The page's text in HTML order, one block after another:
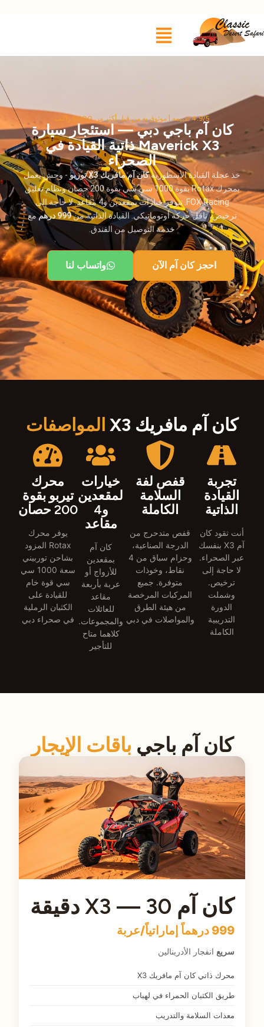
4.9/5 تقييمه | موثوق به من قبل أكثر من 5000 راكب
كان آم باجي دبي — استئجار سيارة
Maverick X3 ذاتية القيادة في
الصحراء
خذ عجلة القيادة الأسطوريةكان آم مافريك X3 توربو
- وحش يعمل
بمحرك Rotax بقوة 1000 سي سي بقوة 200 حصان ونظام تعليق
FOX Racing. تتوفر خيارات بمقعدين و4 مقاعد. لا حاجة إلى
ترخيص، ناقل حركة أوتوماتيكي. القيادة الذاتية من999 درهم
مع
خدمة التوصيل من الفندق.
احجز كان آم الآن واتساب لنا
كان آم مافريك X3 المواصفات
تجربة
القيادة
الذاتية
أنت تقود كان
آم X3 بنفسك
عبر الصحراء.
لا حاجة إلى
ترخيص.
وشملت
الدورة
التدريبية
الكاملة
قفص لفة
السلامة
الكاملة
قفص متدحرج من
الدرجة الصناعية،
وحزام سباق من 4
نقاط، وخوذات
متوفرة. جميع
المركبات المرخصة
من هيئة الطرق
والمواصلات في دبي
خيارات
لمقعدين
و4
مقاعد
كان آم
بمقعدين
للأزواج أو
عربة بأربعة
مقاعد
للعائلات
والمجموعات.
كلاهما متاح
للتأجير
محرك
تيربو بقوة
200 حصان
يوفر محرك
Rotax المزود
بشاحن توربيني
سعة 1000 سي
سي قوة خام
للقيادة على
الكثبان الرملية
في صحراء دبي
كان آم باجي باقات الإيجار
كان آم X3 — 30 دقيقة
999 درهماً إماراتياً/عربة
سريع انفجار الأدرينالين
محرك ذاتي كان آم مافريك X3
طريق الكثبان الحمراء في لهباب
معدات السلامة والتدريب